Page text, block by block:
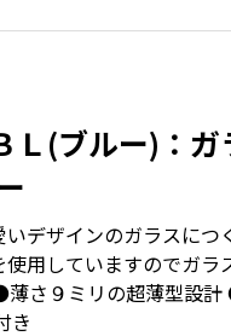
Ｌ(ブルー)：ガ
デザインのガラスにつ
用していますのでガラ
薄さ９ミリの超薄型設
き